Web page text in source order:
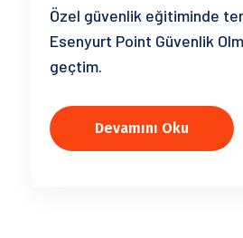
Özel güvenlik eğitiminde
Esenyurt Point Güvenlik
geçtim.
Devamını Oku